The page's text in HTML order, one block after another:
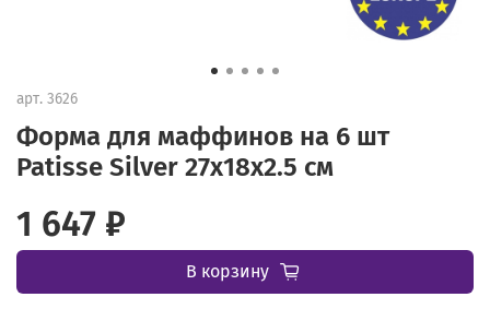
арт. 3626
Форма для маффинов на 6 шт
Patisse Silver 27х18х2.5 см
1 647 ₽
В корзину